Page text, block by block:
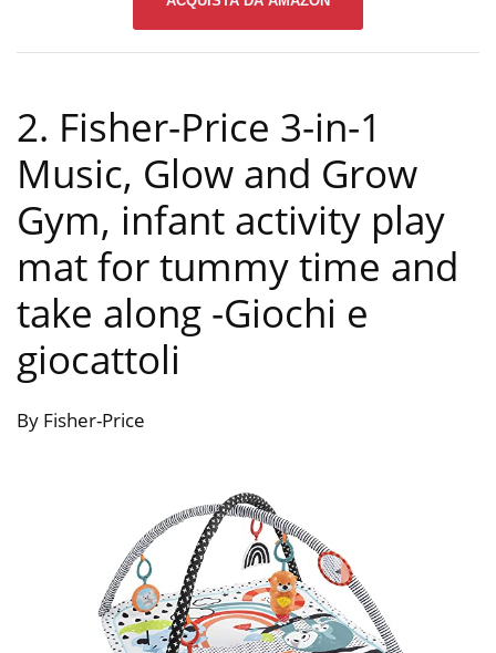
2. Fisher-Price 3-in-1
Music, Glow and Grow
Gym, infant activity play
mat for tummy time and
take along -Giochi e
giocattoli
By Fisher-Price